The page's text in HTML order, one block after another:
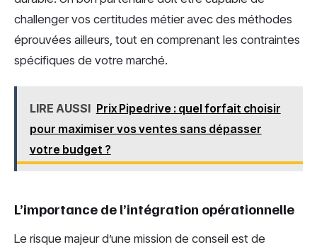
challenger vos certitudes métier avec des méthodes
éprouvées ailleurs, tout en comprenant les contraintes
spécifiques de votre marché.
LIRE AUSSI Prix Pipedrive : quel forfait choisir
pour maximiser vos ventes sans dépasser
votre budget ?
L’importance de l’intégration opérationnelle
Le risque majeur d’une mission de conseil est de